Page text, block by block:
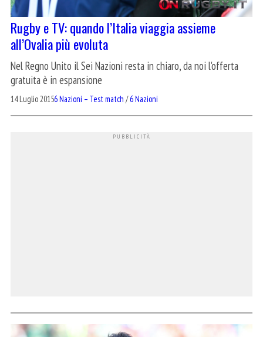
Rugby e TV: quando l’Italia viaggia assieme
all’Ovalia più evoluta
Nel Regno Unito il Sei Nazioni resta in chiaro, da noi l'offerta
gratuita è in espansione
14 Luglio 20156 Nazioni – Test match /6 Nazioni